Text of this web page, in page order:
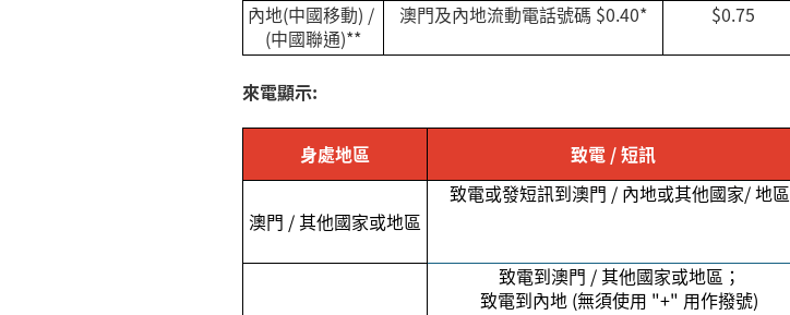
內地(中國移動) /
(中國聯通)**
澳門及內地流動電話號碼 $0.40* $0.75
來電顯示:
身處地區 致電 /短訊
澳門 / 其他國家或地區
致電或發短訊到澳門 / 內地或其他國家/地區
致電到澳門 / 其他國家或地區；
致電到內地 (無須使用 "+" 用作撥號)